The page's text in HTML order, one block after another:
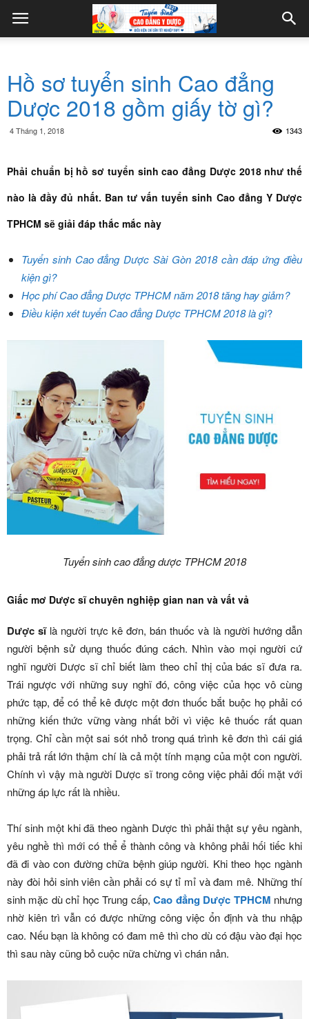
Hồ sơ tuyển sinh Cao đẳng
Dược 2018 gồm giấy tờ gì?
4 Tháng 1, 2018 1343
Phải chuẩn bị hồ sơ tuyển sinh cao đẳng Dược 2018 như thế
nào là đầy đủ nhất. Ban tư vấn tuyển sinh Cao đẳng Y Dược
TPHCM sẽ giải đáp thắc mắc này
Tuyển sinh Cao đẳng Dược Sài Gòn 2018 cần đáp ứng điều
kiện gì?
Học phí Cao đẳng Dược TPHCM năm 2018 tăng hay giảm?
Điều kiện xét tuyển Cao đẳng Dược TPHCM 2018 là gì?
Tuyển sinh cao đẳng dược TPHCM 2018
Giấc mơ Dược sĩ chuyên nghiệp gian nan và vất vả
Dược sĩlà người trực kê đơn, bán thuốc và là người hướng dẫn
người bệnh sử dụng thuốc đúng cách. Nhìn vào mọi người cứ
nghĩ người Dược sĩ chỉ biết làm theo chỉ thị của bác sĩ đưa ra.
Trái ngược với những suy nghĩ đó, công việc của học vô cùng
phức tạp, để có thể kê được một đơn thuốc bắt buộc họ phải có
những kiến thức vững vàng nhất bởi vì việc kê thuốc rất quan
trọng. Chỉ cần một sai sót nhỏ trong quá trình kê đơn thì cái giá
phải trả rất lớn thậm chí là cả một tính mạng của một con người.
Chính vì vậy mà người Dược sĩ trong công việc phải đối mặt với
những áp lực rất là nhiều.
Thí sinh một khi đã theo ngành Dược thì phải thật sự yêu ngành,
yêu nghề thì mới có thể ể thành công và không phải hối tiếc khi
đã đi vào con đường chữa bệnh giúp người. Khi theo học ngành
này đòi hỏi sinh viên cần phải có sự tỉ mỉ và đam mê. Những thí
sinh mặc dù chỉ học Trung cấp,Cao đẳng Dược TPHCM nhưng
nhờ kiên trì vẫn có được những công việc ổn định và thu nhập
cao. Nếu bạn là không có đam mê thì cho dù có đậu vào đại học
thì sau này cũng bỏ cuộc nữa chừng vì chán nản.